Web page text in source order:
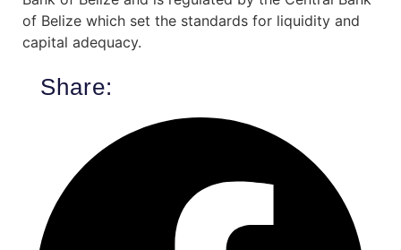
of Belize which set the standards for liquidity and
capital adequacy.
Share: